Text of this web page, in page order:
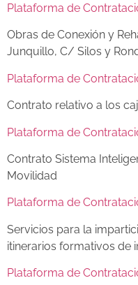
Plataforma de
Obras de Conexión y
Junquillo, C/ Silos y
Plataforma de
Contrato relativo a los
Plataforma de
Contrato Sistema
Movilidad
Plataforma de
Servicios para la
itinerarios formativos de
Plataforma de